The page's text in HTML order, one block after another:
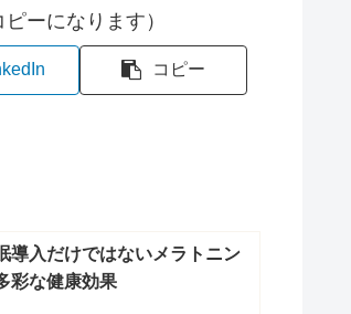
ーになります）
コピー
導入だけではないメラトニン
彩な健康効果